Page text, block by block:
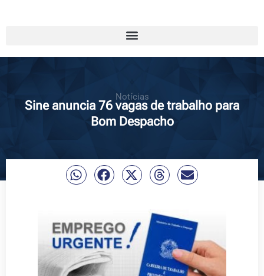
Notícias
Sine anuncia 76 vagas de trabalho para
Bom Despacho